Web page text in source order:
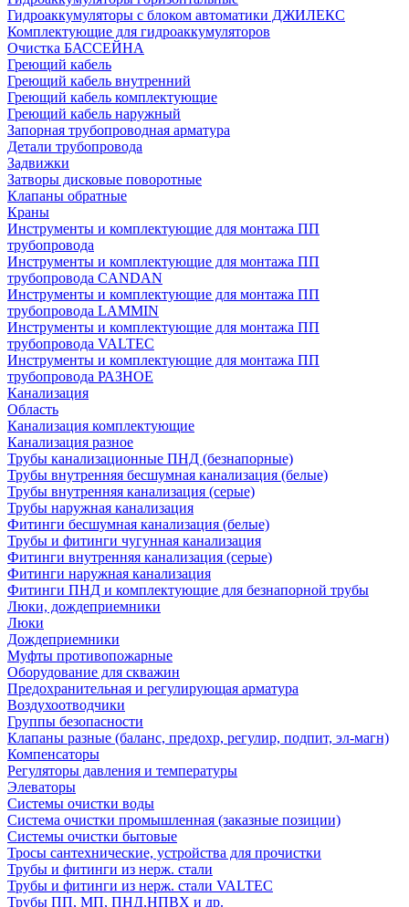
Гидроаккумуляторы с блоком автоматики ДЖИЛЕКС
Комплектующие для гидроаккумуляторов
Очистка БАССЕЙНА
Греющий кабель
Греющий кабель внутренний
Греющий кабель комплектующие
Греющий кабель наружный
Запорная трубопроводная арматура
Детали трубопровода
Задвижки
Затворы дисковые поворотные
Клапаны обратные
Краны
Инструменты и комплектующие для монтажа ПП
трубопровода
Инструменты и комплектующие для монтажа ПП
трубопровода CANDAN
Инструменты и комплектующие для монтажа ПП
трубопровода LAMMIN
Инструменты и комплектующие для монтажа ПП
трубопровода VALTEC
Инструменты и комплектующие для монтажа ПП
трубопровода РАЗНОЕ
Канализация
Область
Канализация комплектующие
Канализация разное
Трубы канализационные ПНД (безнапорные)
Трубы внутренняя бесшумная канализация (белые)
Трубы внутренняя канализация (серые)
Трубы наружная канализация
Фитинги бесшумная канализация (белые)
Трубы и фитинги чугунная канализация
Фитинги внутренняя канализация (серые)
Фитинги наружная канализация
Фитинги ПНД и комплектующие для безнапорной трубы
Люки, дождеприемники
Люки
Дождеприемники
Муфты противопожарные
Оборудование для скважин
Предохранительная и регулирующая арматура
Воздухоотводчики
Группы безопасности
Клапаны разные (баланс, предохр, регулир, подпит, эл-магн)
Компенсаторы
Регуляторы давления и температуры
Элеваторы
Системы очистки воды
Система очистки промышленная (заказные позиции)
Системы очистки бытовые
Тросы сантехнические, устройства для прочистки
Трубы и фитинги из нерж. стали
Трубы и фитинги из нерж. стали VALTEC
Трубы ПП, МП, ПНД,НПВХ и др.